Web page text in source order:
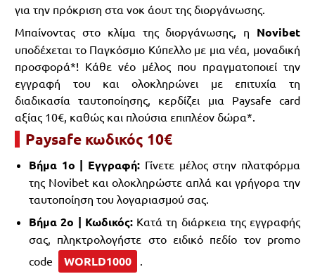
για την πρόκριση στα νοκ άουτ της διοργάνωσης.
Μπαίνοντας στο κλίμα της διοργάνωσης, η Novibet
υποδέχεται το Παγκόσμιο Κύπελλο με μια νέα, μοναδική
προσφορά*! Κάθε νέο μέλος που πραγματοποιεί την
εγγραφή του και ολοκληρώνει με επιτυχία τη
διαδικασία ταυτοποίησης, κερδίζει μια Paysafe card
αξίας 10€, καθώς και πλούσια επιπλέον δώρα*.
Paysafe κωδικός 10€
Βήμα 1ο | Εγγραφή: Γίνετε μέλος στην πλατφόρμα
της Novibet και ολοκληρώστε απλά και γρήγορα την
ταυτοποίηση του λογαριασμού σας.
Βήμα 2ο | Κωδικός:Κατά τη διάρκεια της εγγραφής
σας, πληκτρολογήστε στο ειδικό πεδίο τον promo
code
WORLD1000 .